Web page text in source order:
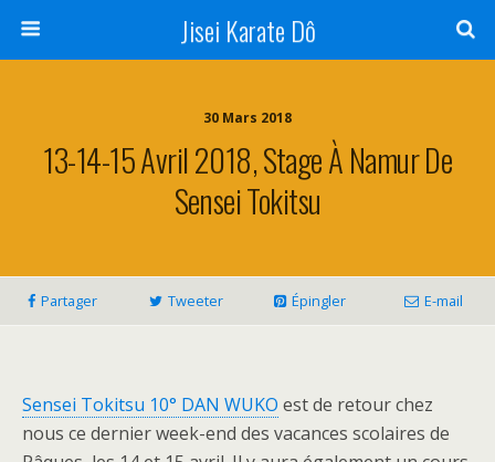
Jisei Karate Dô
30 Mars 2018
13-14-15 Avril 2018, Stage À Namur De
Sensei Tokitsu
Partager Tweeter Épingler E-mail
Sensei Tokitsu 10° DAN WUKO est de retour chez
nous ce dernier week-end des vacances scolaires de